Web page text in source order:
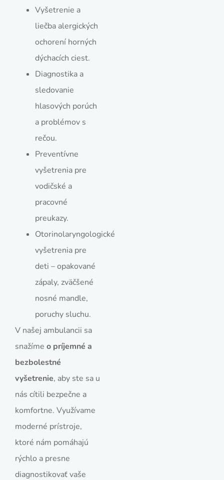
Vyšetrenie a
liečba alergických
ochorení horných
dýchacích ciest.
Diagnostika a
sledovanie
hlasových porúch
a problémov s
rečou.
Preventívne
vyšetrenia pre
vodičské a
pracovné
preukazy.
Otorinolaryngologické
vyšetrenia pre
deti – opakované
zápaly, zväčšené
nosné mandle,
poruchy sluchu.
V našej ambulancii sa
snažíme o príjemné a
bezbolestné
vyšetrenie, aby ste sa u
nás cítili bezpečne a
komfortne. Využívame
moderné prístroje,
ktoré nám pomáhajú
rýchlo a presne
diagnostikovať vaše